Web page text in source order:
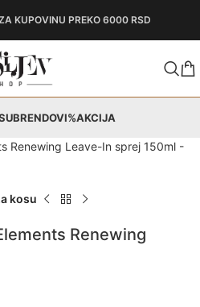
KUPOVINU PREKO 6000 RSD
BRENDOVI%AKCIJA
kosu
Renewing